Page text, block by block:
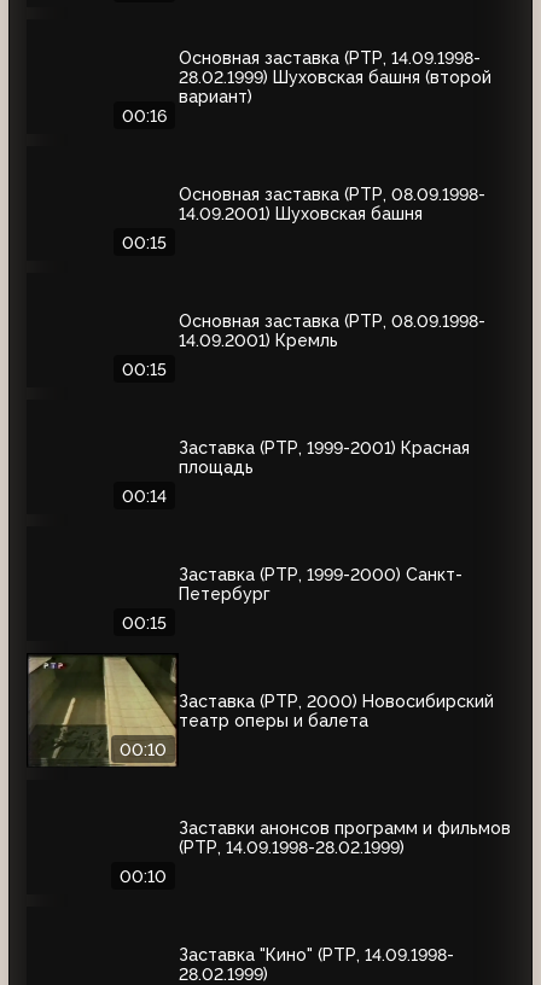
00:16
Основная заставка (РТР, 14.09.1998-
28.02.1999) Шуховская башня (второй
вариант)
00:15
Основная заставка (РТР, 08.09.1998-
14.09.2001) Шуховская башня
00:15
Основная заставка (РТР, 08.09.1998-
14.09.2001) Кремль
00:14
Заставка (РТР, 1999-2001) Красная
площадь
00:15
Заставка (РТР, 1999-2000) Санкт-
Петербург
00:10
Заставка (РТР, 2000) Новосибирский
театр оперы и балета
00:10
Заставки анонсов программ и фильмов
(РТР, 14.09.1998-28.02.1999)
Заставка "Кино" (РТР, 14.09.1998-
28.02.1999)